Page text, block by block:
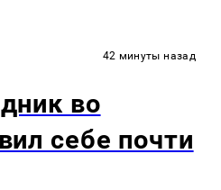
42 минуты назад
во
себе почти